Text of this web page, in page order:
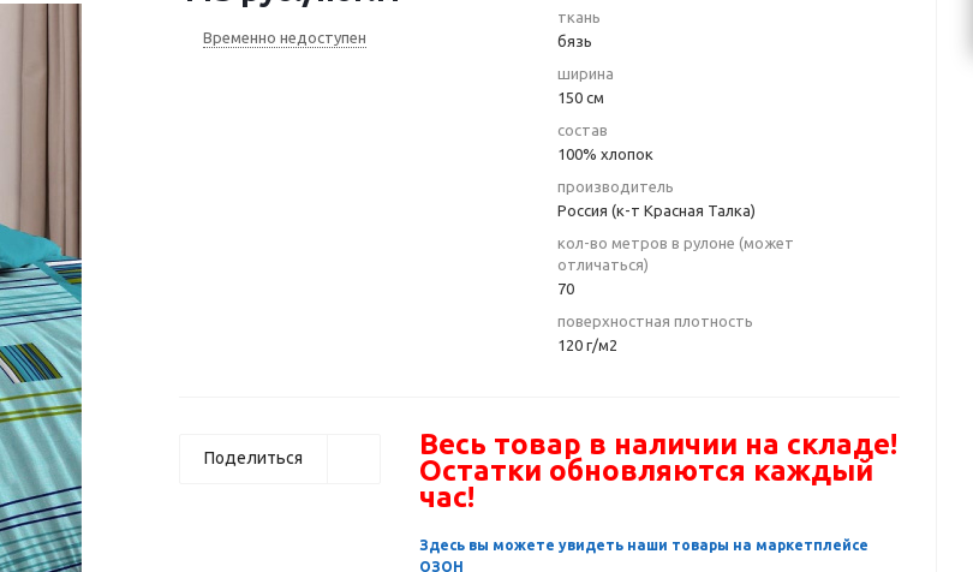
Временно недоступен
ткань
бязь
ширина
150 см
состав
100% хлопок
производитель
Россия (к-т Красная Талка)
кол-во метров в рулоне (может
отличаться)
70
поверхностная плотность
120 г/м2
Поделиться
Весь товар в наличии на складе!
Остатки обновляются каждый
час!
Здесь вы можете увидеть наши товары на маркетплейсе
ОЗОН